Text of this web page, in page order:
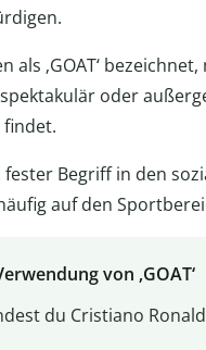
als ‚GOAT‘
oder
findet.
fester Begriff in den
auf den
von ‚GOAT‘
du Cristiano